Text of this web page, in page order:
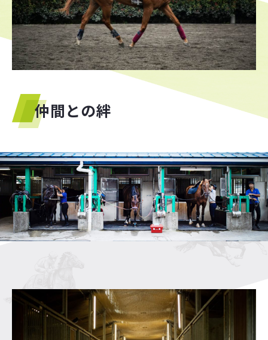
仲間との絆